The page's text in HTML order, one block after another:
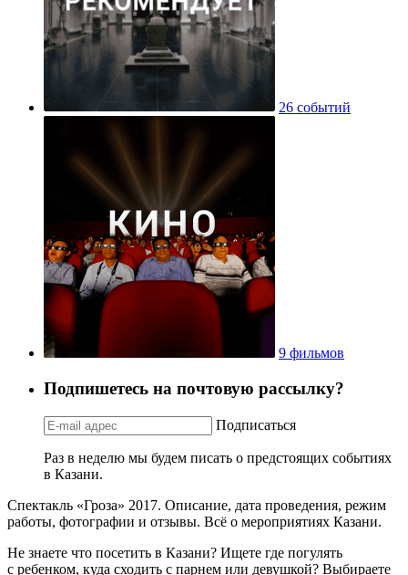
26 событий
9 фильмов
Подпишетесь на почтовую рассылку?
Подписаться
Раз в неделю мы будем писать о предстоящих событиях
в Казани.
Спектакль «Гроза» 2017. Описание, дата проведения, режим
работы, фотографии и отзывы. Всё о мероприятиях Казани.
Не знаете что посетить в Казани? Ищете где погулять
с ребенком, куда сходить с парнем или девушкой? Выбираете